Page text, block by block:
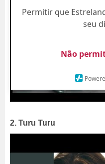
Permitir que
seu
Não
2. Turu Turu